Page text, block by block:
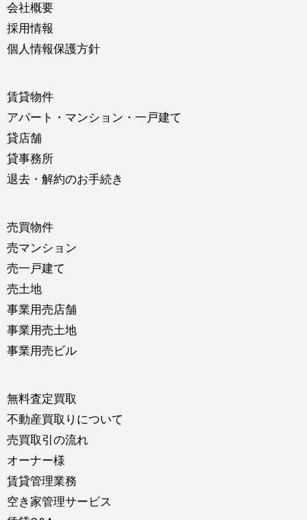
会社概要
採用情報
個人情報保護方針
賃貸物件
アパート・マンション・一戸建て
貸店舗
貸事務所
退去・解約のお手続き
売買物件
売マンション
売一戸建て
売土地
事業用売店舗
事業用売土地
事業用売ビル
無料査定買取
不動産買取りについて
売買取引の流れ
オーナー様
賃貸管理業務
空き家管理サービス